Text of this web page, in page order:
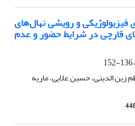
و رویشی نهال‌های
قارچی در شرایط حضور و عدم
136-152
زین الدینی، حسین علایی، ماریه